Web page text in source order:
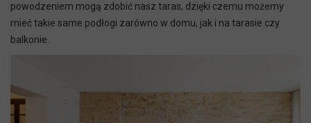
powodzeniem mogą zdobić nasz taras, dzięki czemu możemy
mieć takie same podłogi zarówno w domu, jak i na tarasie czy
balkonie.